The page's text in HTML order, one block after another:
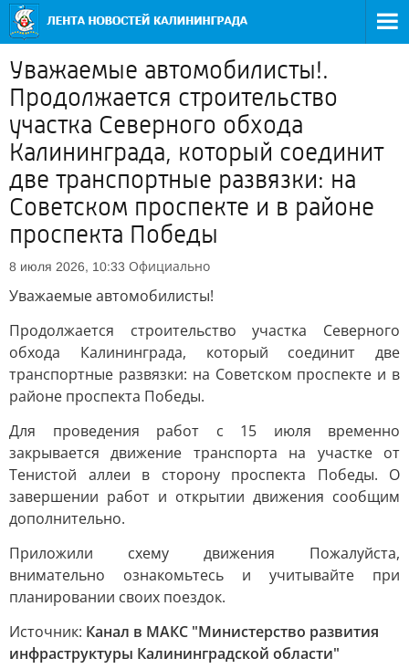
Уважаемые автомобилисты!.
Продолжается строительство
участка Северного обхода
Калининграда, который соединит
две транспортные развязки: на
Советском проспекте и в районе
проспекта Победы
8 июля 2026, 10:33 Официально
Уважаемые автомобилисты!
Продолжается строительство участка Северного
обхода Калининграда, который соединит две
транспортные развязки: на Советском проспекте и в
районе проспекта Победы.
Для проведения работ с 15 июля временно
закрывается движение транспорта на участке от
Тенистой аллеи в сторону проспекта Победы. О
завершении работ и открытии движения сообщим
дополнительно.
Приложили схему движения Пожалуйста,
внимательно ознакомьтесь и учитывайте при
планировании своих поездок.
Источник: Канал в МАКС "Министерство развития
инфраструктуры Калининградской области"